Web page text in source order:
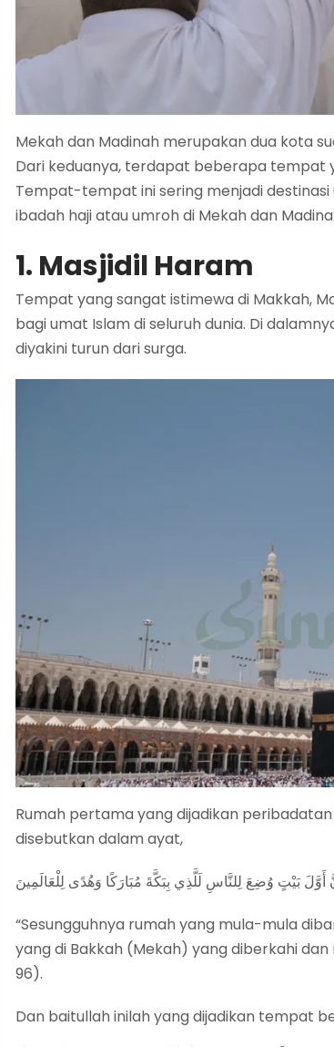
Mekah dan Madinah merupakan dua kota
Dari keduanya, terdapat beberapa tempat
Tempat-tempat ini sering menjadi
ibadah haji atau umroh di Mekah dan
1. Masjidil Haram
Tempat yang sangat istimewa di Makkah,
bagi umat Islam di seluruh dunia. Di
diyakini turun dari surga.
Rumah pertama yang dijadikan
disebutkan dalam ayat,
أَوَّلَ بَيْتٍ وُضِعَ لِلنَّاسِ لَلَّذِي بِبَكَّةَ مُبَارَكًا وَهُدًى لِلْعَالَمِينَ
“Sesungguhnya rumah yang mula-mula
yang di Bakkah (Mekah) yang diberkahi dan
96).
Dan baitullah inilah yang dijadikan tempat